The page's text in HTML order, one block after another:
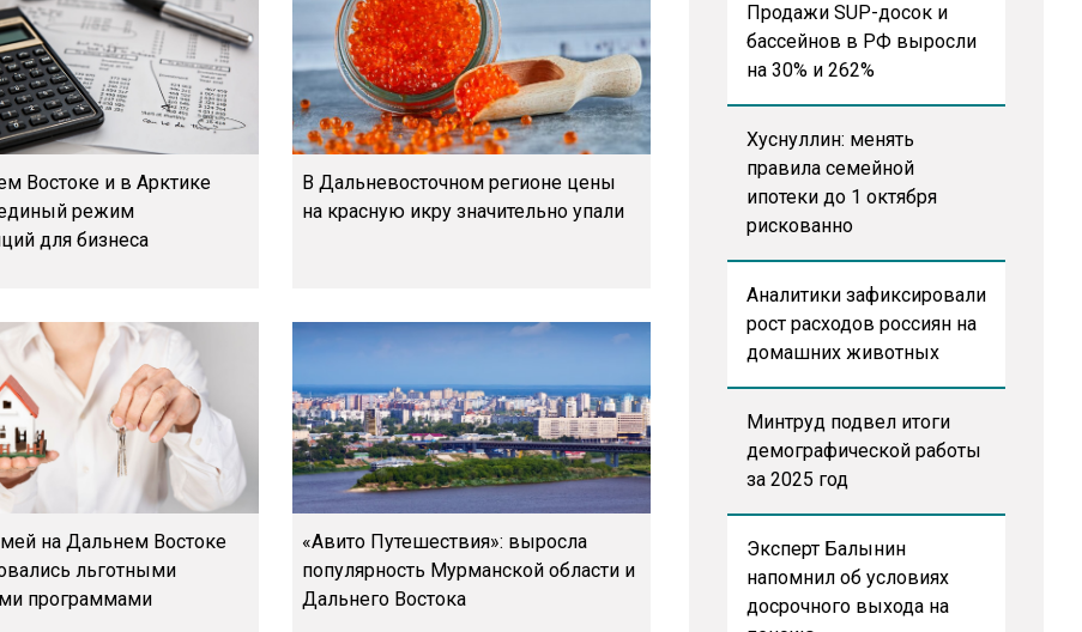
Востоке и в Арктике
единый режим
для бизнеса
В Дальневосточном регионе цены
на красную икру значительно упали
на Дальнем Востоке
льготными
программами
«Авито Путешествия»: выросла
популярность Мурманской области и
Дальнего Востока
Продажи SUP-досок и
бассейнов в РФ выросли
на 30% и 262%
Хуснуллин: менять
правила семейной
ипотеки до 1 октября
рискованно
Аналитики зафиксировали
рост расходов россиян на
домашних животных
Минтруд подвел итоги
демографической работы
за 2025 год
Эксперт Балынин
напомнил об условиях
досрочного выхода на